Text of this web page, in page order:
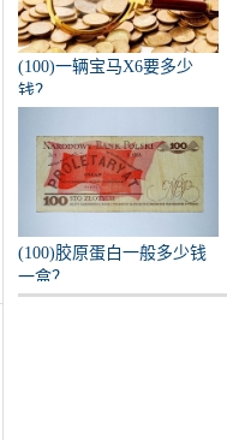
(100)一辆宝马X6要多少
钱？
(100)胶原蛋白一般多少钱
一盒？